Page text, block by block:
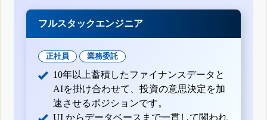
フルスタックエンジニア
正社員 業務委託
10年以上蓄積したファイナンスデータと
AIを掛け合わせて、投資の意思決定を加
速させるポジションです。
UI からデータベースまで一貫して関われ